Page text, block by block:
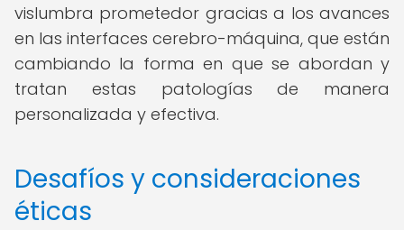
vislumbra prometedor gracias a los avances
en las interfaces cerebro-máquina, que están
cambiando la forma en que se abordan y
tratan estas patologías de manera
personalizada y efectiva.
Desafíos y consideraciones
éticas